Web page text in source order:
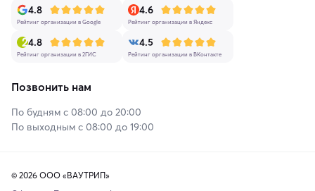
4.8
Рейтинг организации в Google
4.6
Рейтинг организации в Яндекс
4.8
Рейтинг организации в 2ГИС
4.5
Рейтинг организации в ВКонтакте
Позвонить нам
По будням с 08:00 до 20:00
По выходным с 08:00 до 19:00
© 2026 ООО «ВАУТРИП»